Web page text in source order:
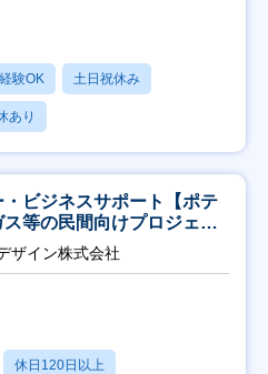
験OK 土日祝休み
あり
ビジネスサポート【ポテ
等の民間向けプロジェク
ザイン株式会社
休日120日以上